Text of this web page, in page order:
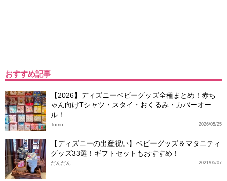
おすすめ記事
【2026】ディズニーベビーグッズ全種まとめ！赤ち
ゃん向けTシャツ・スタイ・おくるみ・カバーオー
ル！
2026/05/25
Tomo
【ディズニーの出産祝い】ベビーグッズ＆マタニティ
グッズ33選！ギフトセットもおすすめ！
2021/05/07
だんだん